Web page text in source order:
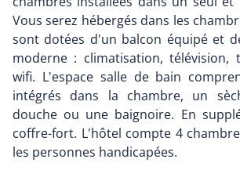
Vous serez hébergés dans les
sont dotées d'un balcon équipé et
moderne : climatisation, télévision,
wifi. L'espace salle de bain
intégrés dans la chambre, un
douche ou une baignoire. En
coffre-fort. L'hôtel compte 4
les personnes handicapées.